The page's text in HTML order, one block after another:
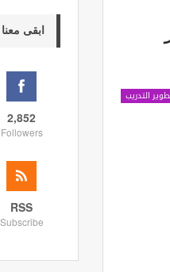
التدريب
ابقى معنا
2,852
Followers
RSS
Subscribe